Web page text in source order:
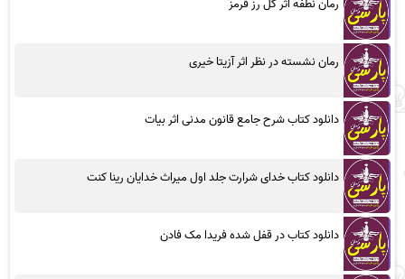
رمان نطفه اثر گل رز قرمز
رمان نشسته در نظر اثر آزیتا خیری
دانلود کتاب شرح جامع قانون مدنی اثر بیات
دانلود کتاب خدای شرارت جلد اول میراث خدایان رینا کنت
دانلود کتاب در قفل شده فریدا مک فادن